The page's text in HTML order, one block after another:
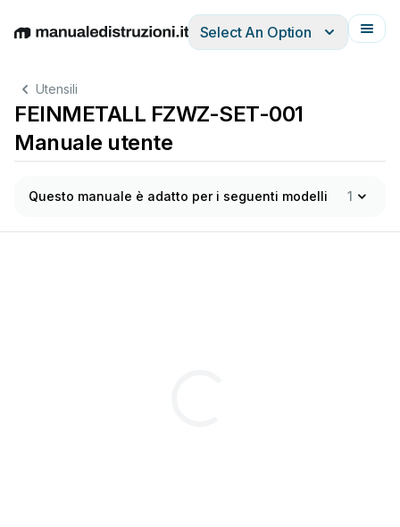
EnglishDeutschEspañolItalianoFrançais
Select An Option
Utensili
FEINMETALL FZWZ-SET-001
Manuale utente
Questo manuale è adatto per i seguenti modelli 1